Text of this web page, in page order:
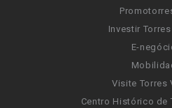
Investir
E-
Visite Torres
Centro Histórico de